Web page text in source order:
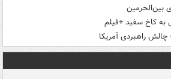
به کاخ سفید +فیلم
راهبردی آمریکا